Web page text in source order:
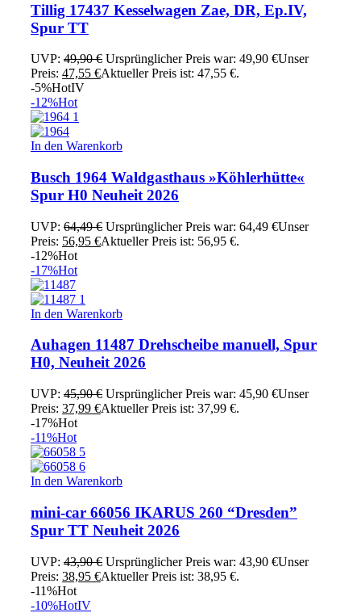
Tillig 17437 Kesselwagen Zae, DR, Ep.IV,
Spur TT
UVP: 49,90€ Ursprünglicher Preis war: 49,90 €Unser
Preis: 47,55 €Aktueller Preis ist: 47,55 €.
-5%HotIV
-12%Hot
In den Warenkorb
Busch 1964 Waldgasthaus »Köhlerhütte«
Spur H0 Neuheit 2026
UVP: 64,49€ Ursprünglicher Preis war: 64,49 €Unser
Preis: 56,95 €Aktueller Preis ist: 56,95 €.
-12%Hot
-17%Hot
In den Warenkorb
Auhagen 11487 Drehscheibe manuell, Spur
H0, Neuheit 2026
UVP: 45,90€ Ursprünglicher Preis war: 45,90 €Unser
Preis: 37,99 €Aktueller Preis ist: 37,99 €.
-17%Hot
-11%Hot
In den Warenkorb
mini-car 66056 IKARUS 260 “Dresden”
Spur TT Neuheit 2026
UVP: 43,90€ Ursprünglicher Preis war: 43,90 €Unser
Preis: 38,95 €Aktueller Preis ist: 38,95 €.
-11%Hot
-10%HotIV